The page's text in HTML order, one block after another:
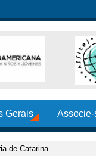
Gerais Associe-
de Catarina